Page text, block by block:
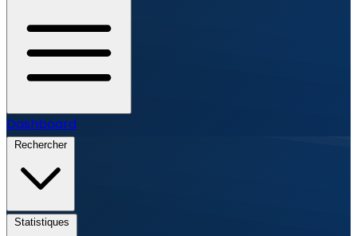
Dashboard
Rechercher
Statistiques